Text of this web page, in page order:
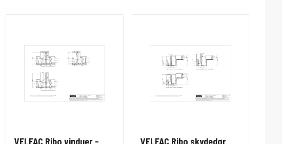
VELFAC Ribo vinduer -
VELFAC Ribo skydedør